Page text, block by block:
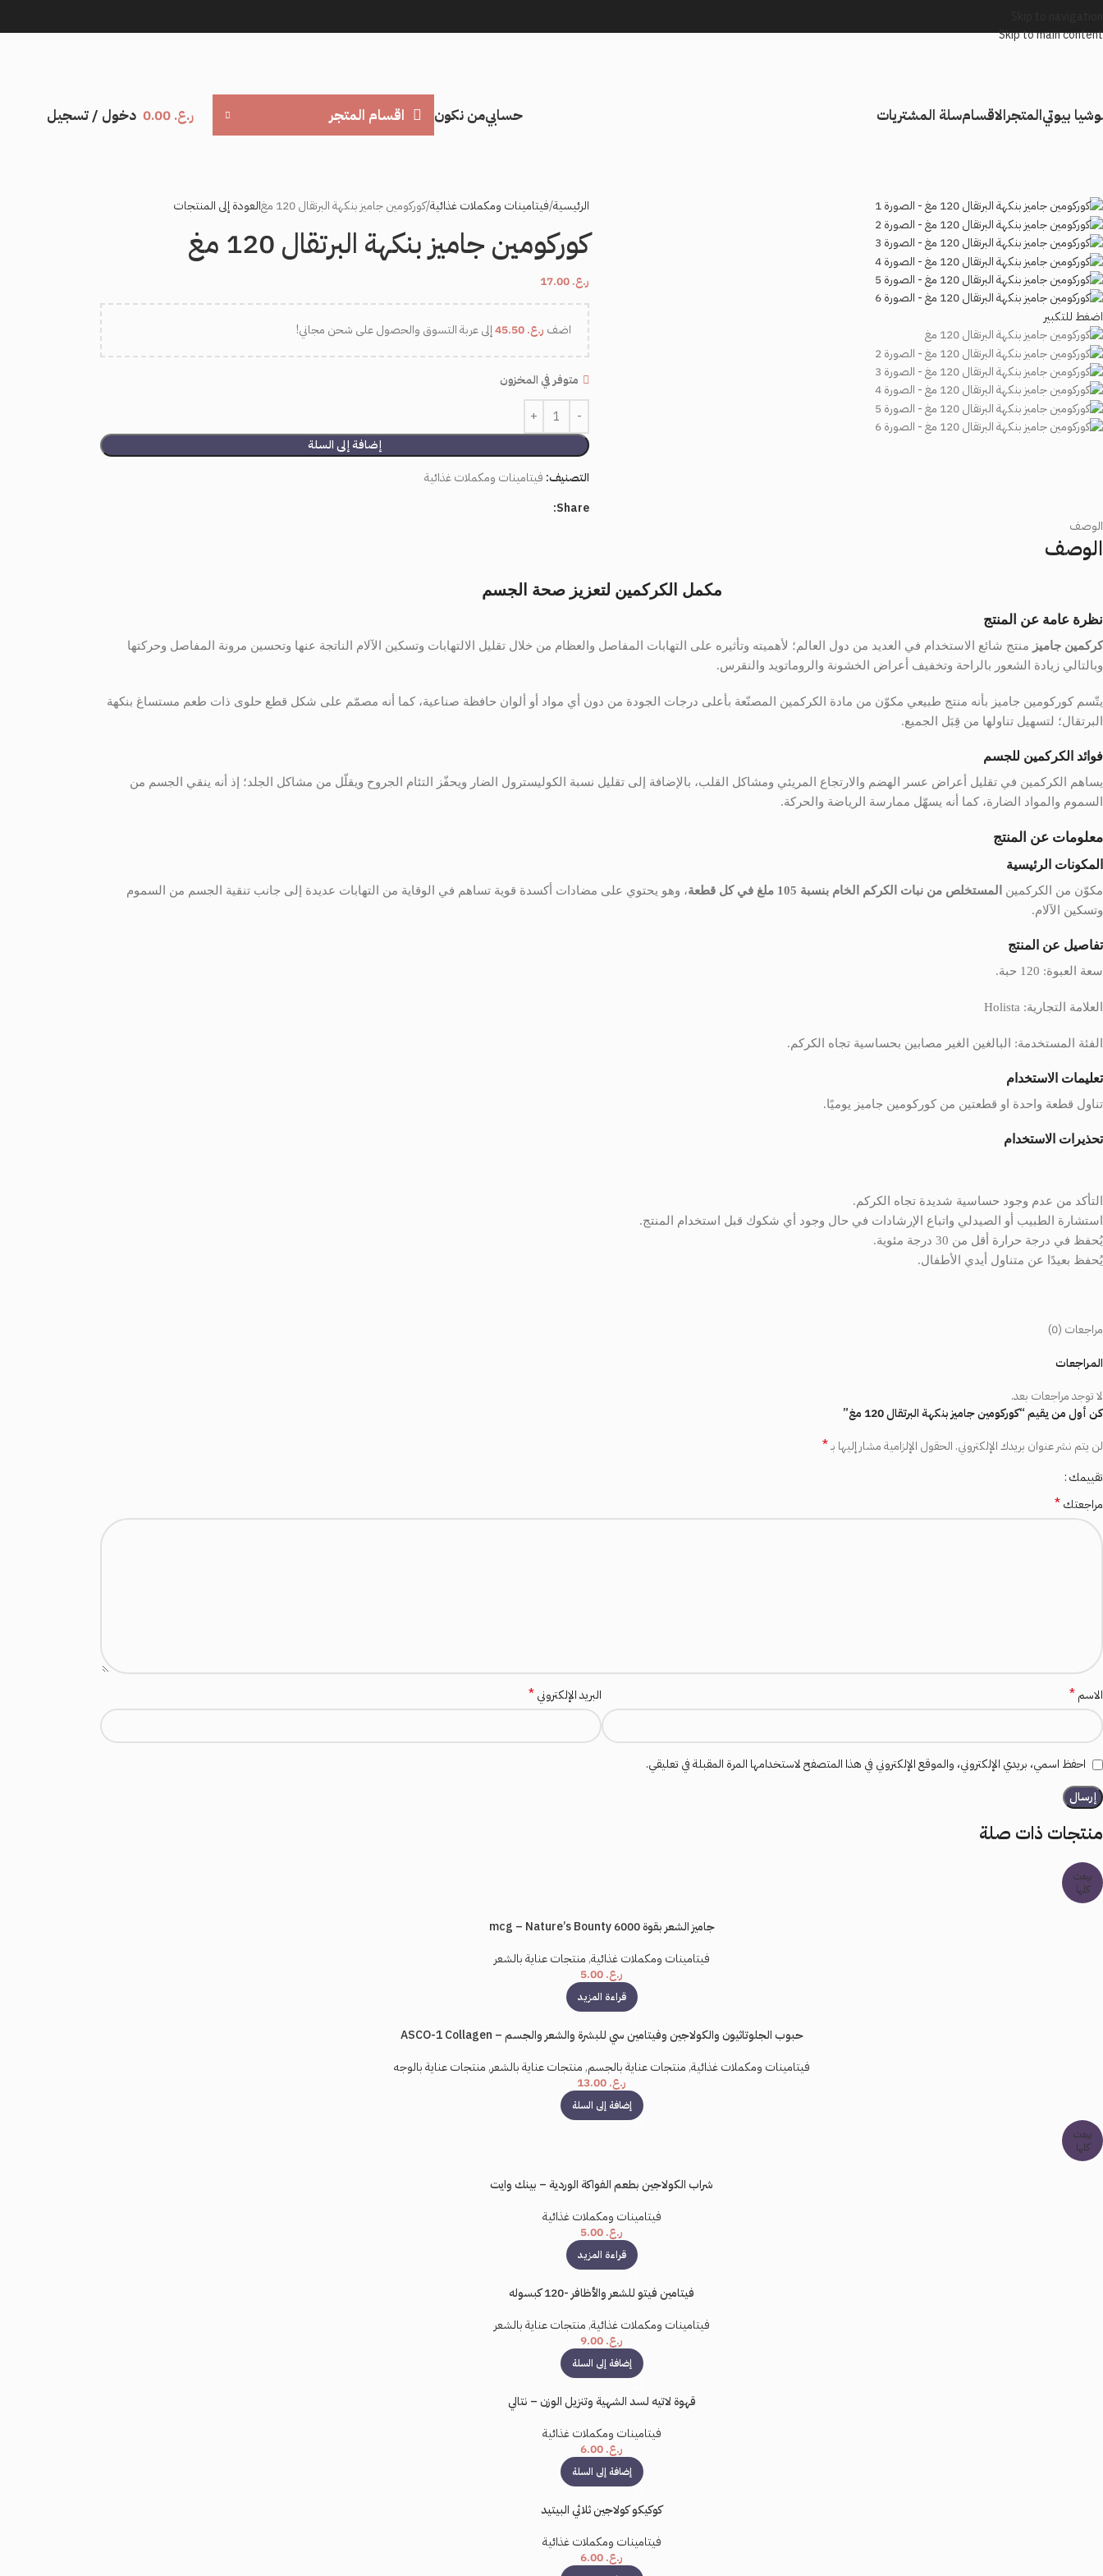
Skip to main content
بيوتيالمتجرالاقسامسلة المشتريات حسابيمن نكون اقسام المتجر ر.ع. دخول / تسجيل
اضغط للتكبير
الرئيسية فيتامينات ومكملات غذائية كوركومين جاميز بنكهة البرتقال 120 مغ العودة إلى المنتجات
كوركومين جاميز بنكهة البرتقال 120 مغ
ر.ع.
اضف ر.ع. إلى عربة التسوق والحصول على شحن مجاني!
متوفر في المخزون
إضافة إلى السلة
التصنيف: فيتامينات ومكملات غذائية
Share:
الوصف
الوصف
مكمل الكركمين لتعزيز صحة الجسم
نظرة عامة عن المنتج
كركمين جاميز منتج شائع الاستخدام في العديد من دول العالم؛ لأهميته وتأثيره على التهابات المفاصل والعظام من خلال تقليل الالتهابات وتسكين الآلام الناتجة عنها وتحسين مرونة المفاصل وحركتها
وبالتالي زيادة الشعور بالراحة وتخفيف أعراض الخشونة والروماتويد والنقرس.
يتّسم كوركومين جاميز بأنه منتج طبيعي مكوّن من مادة الكركمين المصنّعة بأعلى درجات الجودة من دون أي مواد أو ألوان حافظة صناعية، كما أنه مصمّم على شكل قطع حلوى ذات طعم مستساغ بنكهة
البرتقال؛ لتسهيل تناولها من قِبَل الجميع.
فوائد الكركمين للجسم
يساهم الكركمين في تقليل أعراض عسر الهضم والارتجاع المريئي ومشاكل القلب، بالإضافة إلى تقليل نسبة الكوليسترول الضار ويحفّز التئام الجروح ويقلّل من مشاكل الجلد؛ إذ أنه ينقي الجسم من
السموم والمواد الضارة، كما أنه يسهّل ممارسة الرياضة والحركة.
معلومات عن المنتج
المكونات الرئيسية
مكوّن من الكركمين المستخلص من نبات الكركم الخام بنسبة 105 ملغ في كل قطعة
، وهو يحتوي على مضادات أكسدة قوية تساهم في الوقاية من التهابات عديدة إلى جانب تنقية الجسم من السموم
وتسكين الآلام.
تفاصيل عن المنتج
سعة العبوة: 120 حبة.
العلامة التجارية: Holista
الفئة المستخدمة: البالغين الغير مصابين بحساسية تجاه الكركم.
تعليمات الاستخدام
تناول قطعة واحدة او قطعتين من كوركومين جاميز يوميًا.
تحذيرات الاستخدام
التأكد من عدم وجود حساسية شديدة تجاه الكركم.
استشارة الطبيب أو الصيدلي واتباع الإرشادات في حال وجود أي شكوك قبل استخدام المنتج.
يُحفظ في درجة حرارة أقل من 30 درجة مئوية.
يُحفظ بعيدًا عن متناول أيدي الأطفال.
مراجعات (0)
المراجعات
لا توجد مراجعات بعد.
كن أول من يقيم “كوركومين جاميز بنكهة البرتقال 120 مغ”
لن يتم نشر عنوان بريدك الإلكتروني. الحقول الإلزامية مشار إليها بـ*
تقييمك
مراجعتك*
الاسم* البريد الإلكتروني*
احفظ اسمي، بريدي الإلكتروني، والموقع الإلكتروني في هذا المتصفح لاستخدامها المرة المقبلة في تعليقي.
منتجات ذات صلة
بيعت
كلها
جاميز الشعر بقوة 6000 mcg – Nature’s Bounty
فيتامينات ومكملات غذائية, منتجات عناية بالشعر
ر.ع.
قراءة المزيد
حبوب الجلوتاثيون والكولاجين وفيتامين سي للبشرة والشعر والجسم – ASCO-1 Collagen
فيتامينات ومكملات غذائية, منتجات عناية بالجسم, منتجات عناية بالشعر, منتجات عناية بالوجه
ر.ع.
إضافة إلى السلة
بيعت
كلها
شراب الكولاجين بطعم الفواكة الوردية – بينك وايت
فيتامينات ومكملات غذائية
ر.ع.
قراءة المزيد
فيتامين فيتو للشعر والأظافر -120 كبسوله
فيتامينات ومكملات غذائية, منتجات عناية بالشعر
ر.ع.
إضافة إلى السلة
قهوة لاتيه لسد الشهية وتنزيل الوزن – نتالي
فيتامينات ومكملات غذائية
ر.ع.
إضافة إلى السلة
كوكيكو كولاجين ثلاثي البيتيد
فيتامينات ومكملات غذائية
ر.ع.